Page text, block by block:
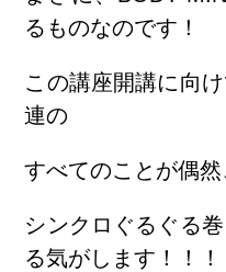
るものなのです！
この講座開講に向
連の
すべてのことが偶
シンクロぐるぐる
る気がします！！！